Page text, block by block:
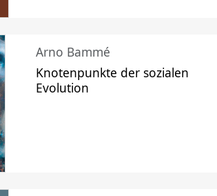
Arno Bammé
Knotenpunkte der sozialen
Evolution